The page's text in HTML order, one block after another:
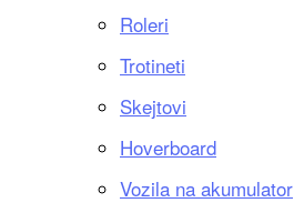
Roleri
Trotineti
Skejtovi
Hoverboard
Vozila na akumulator